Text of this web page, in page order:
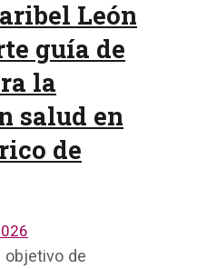
León
guía de
la
salud en
de
objetivo de